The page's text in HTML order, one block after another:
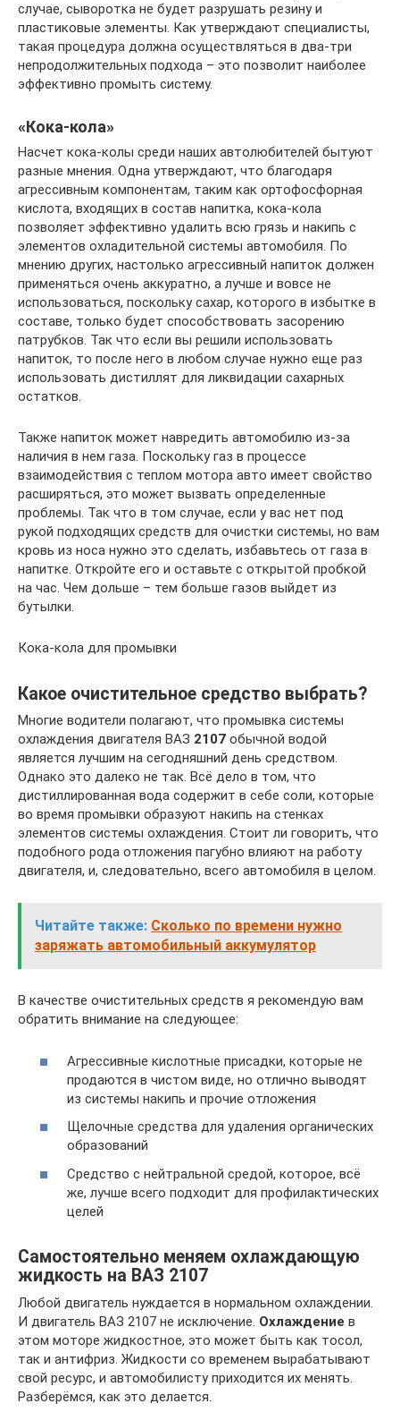
случае, сыворотка не будет разрушать резину и
пластиковые элементы. Как утверждают специалисты,
такая процедура должна осуществляться в два-три
непродолжительных подхода – это позволит наиболее
эффективно промыть систему.
«Кока-кола»
Насчет кока-колы среди наших автолюбителей бытуют
разные мнения. Одна утверждают, что благодаря
агрессивным компонентам, таким как ортофосфорная
кислота, входящих в состав напитка, кока-кола
позволяет эффективно удалить всю грязь и накипь с
элементов охладительной системы автомобиля. По
мнению других, настолько агрессивный напиток должен
применяться очень аккуратно, а лучше и вовсе не
использоваться, поскольку сахар, которого в избытке в
составе, только будет способствовать засорению
патрубков. Так что если вы решили использовать
напиток, то после него в любом случае нужно еще раз
использовать дистиллят для ликвидации сахарных
остатков.
Также напиток может навредить автомобилю из-за
наличия в нем газа. Поскольку газ в процессе
взаимодействия с теплом мотора авто имеет свойство
расширяться, это может вызвать определенные
проблемы. Так что в том случае, если у вас нет под
рукой подходящих средств для очистки системы, но вам
кровь из носа нужно это сделать, избавьтесь от газа в
напитке. Откройте его и оставьте с открытой пробкой
на час. Чем дольше – тем больше газов выйдет из
бутылки.
Кока-кола для промывки
Какое очистительное средство выбрать?
Многие водители полагают, что промывка системы
охлаждения двигателя ВАЗ 2107 обычной водой
является лучшим на сегодняшний день средством.
Однако это далеко не так. Всё дело в том, что
дистиллированная вода содержит в себе соли, которые
во время промывки образуют накипь на стенках
элементов системы охлаждения. Стоит ли говорить, что
подобного рода отложения пагубно влияют на работу
двигателя, и, следовательно, всего автомобиля в целом.
Читайте также: Сколько по времени нужно
заряжать автомобильный аккумулятор
В качестве очистительных средств я рекомендую вам
обратить внимание на следующее:
Агрессивные кислотные присадки, которые не
продаются в чистом виде, но отлично выводят
из системы накипь и прочие отложения
Щелочные средства для удаления органических
образований
Средство с нейтральной средой, которое, всё
же, лучше всего подходит для профилактических
целей
Самостоятельно меняем охлаждающую
жидкость на ВАЗ 2107
Любой двигатель нуждается в нормальном охлаждении.
И двигатель ВАЗ 2107 не исключение. Охлаждение в
этом моторе жидкостное, это может быть как тосол,
так и антифриз. Жидкости со временем вырабатывают
свой ресурс, и автомобилисту приходится их менять.
Разберёмся, как это делается.